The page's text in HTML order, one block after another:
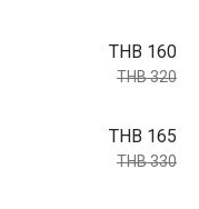
THB 160
THB 320
THB 165
THB 330